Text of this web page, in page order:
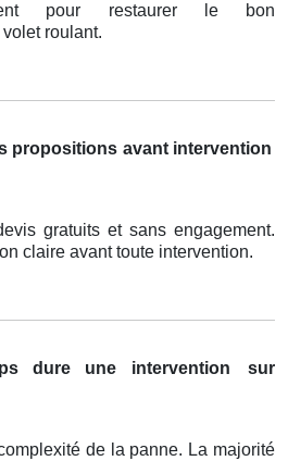
pour restaurer le bon
roulant.
propositions avant intervention
gratuits et sans engagement.
claire avant toute intervention.
dure une intervention
sur
de la panne. La majorité